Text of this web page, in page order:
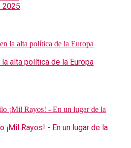
2025
alta política de la Europa
¡Mil Rayos! - En un lugar de la